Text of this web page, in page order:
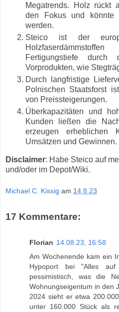
Megatrends. Holz rückt
den Fokus und könnte
werden.
Steico ist der
Fertigungstiefe durch
Vorprodukten, wie
Durch langfristige
Polnischen Staatsforst
von Preissteigerungen.
Überkapazitäten und
Kunden ließen die
erzeugen erheblichen
Umsätzen und Gewinnen.
Disclaimer: Habe Steico auf
und/oder im Depot/Wiki.
Michael C. Kissig am 14.8.23
17 Kommentare:
Florian 14.08.23, 16:58
Am Wochenende kam ein
Hypoport bei "Alles
pessimistisch, was die
Wohnungseigentum in den
2024 sieht er etwa
unter 160.000 Stück als